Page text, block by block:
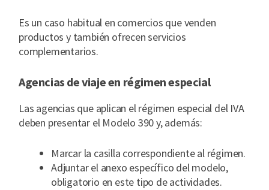
Es un caso habitual en comercios que venden
productos y también ofrecen servicios
complementarios.
Agencias de viaje en régimen especial
Las agencias que aplican el régimen especial del IVA
deben presentar el Modelo 390 y, además:
Marcar la casilla correspondiente al régimen.
Adjuntar el anexo específico del modelo,
obligatorio en este tipo de actividades.